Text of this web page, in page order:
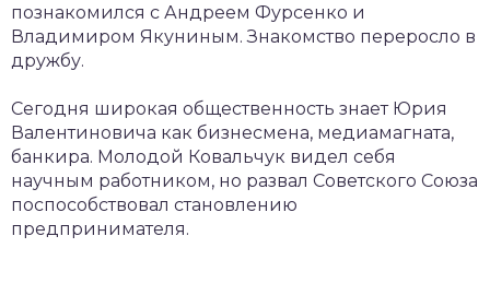
познакомился с Андреем Фурсенко и
Владимиром Якуниным. Знакомство переросло в
дружбу.
Сегодня широкая общественность знает Юрия
Валентиновича как бизнесмена, медиамагната,
банкира. Молодой Ковальчук видел себя
научным работником, но развал Советского Союза
поспособствовал становлению
предпринимателя.